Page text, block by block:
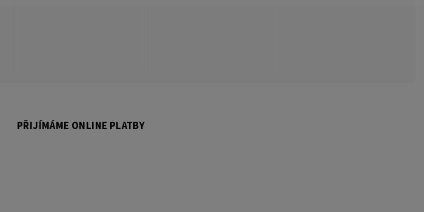
PŘIJÍMÁME ONLINE PLATBY